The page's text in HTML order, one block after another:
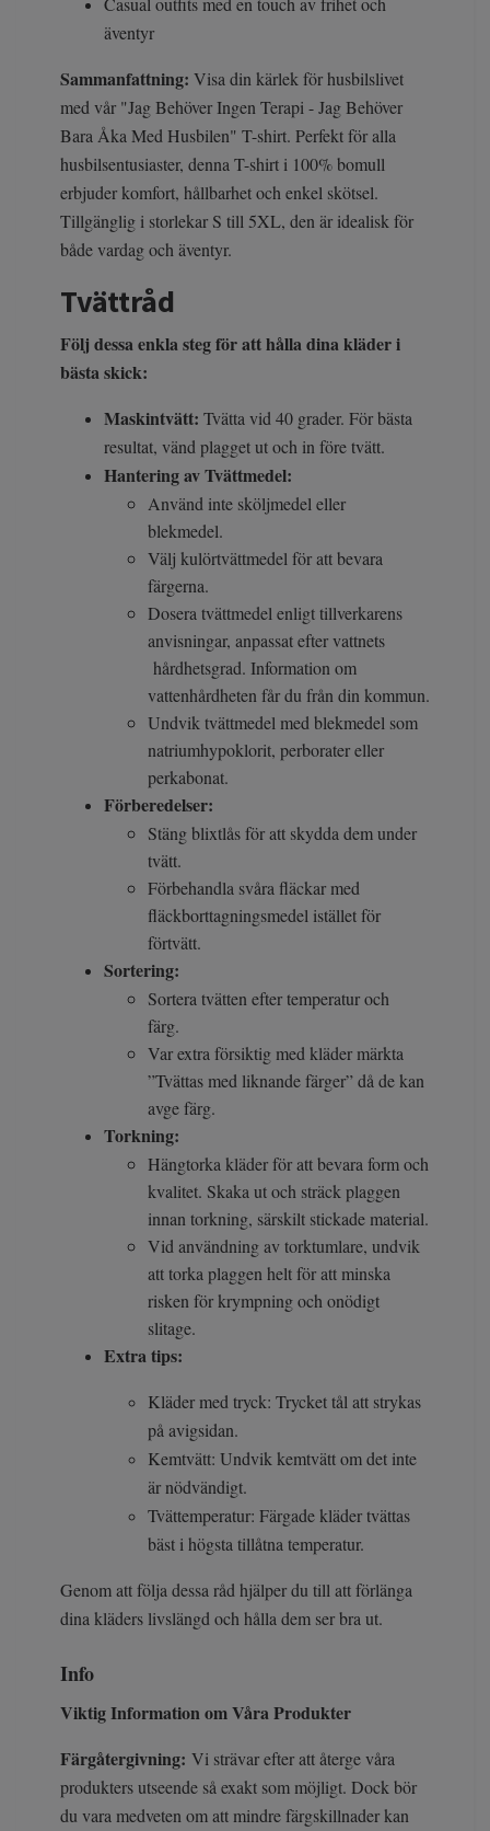
äventyr
Sammanfattning: Visa din kärlek för husbilslivet
med vår "Jag Behöver Ingen Terapi - Jag Behöver
Bara Åka Med Husbilen" T-shirt. Perfekt för alla
husbilsentusiaster, denna T-shirt i 100% bomull
erbjuder komfort, hållbarhet och enkel skötsel.
Tillgänglig i storlekar S till 5XL, den är idealisk för
både vardag och äventyr.
Tvättråd
Följ dessa enkla steg för att hålla dina kläder i
bästa skick:
Maskintvätt: Tvätta vid 40 grader. För bästa
resultat, vänd plagget ut och in före tvätt.
Hantering av Tvättmedel:
Använd inte sköljmedel eller
blekmedel.
Välj kulörtvättmedel för att bevara
färgerna.
Dosera tvättmedel enligt tillverkarens
anvisningar, anpassat efter vattnets
hårdhetsgrad. Information om
vattenhårdheten får du från din kommun.
Undvik tvättmedel med blekmedel som
natriumhypoklorit, perborater eller
perkabonat.
Förberedelser:
Stäng blixtlås för att skydda dem under
tvätt.
Förbehandla svåra fläckar med
fläckborttagningsmedel istället för
förtvätt.
Sortering:
Sortera tvätten efter temperatur och
färg.
Var extra försiktig med kläder märkta
”Tvättas med liknande färger” då de kan
avge färg.
Torkning:
Hängtorka kläder för att bevara form och
kvalitet. Skaka ut och sträck plaggen
innan torkning, särskilt stickade material.
Vid användning av torktumlare, undvik
att torka plaggen helt för att minska
risken för krympning och onödigt
slitage.
Extra tips:
Kläder med tryck: Trycket tål att strykas
på avigsidan.
Kemtvätt: Undvik kemtvätt om det inte
är nödvändigt.
Tvättemperatur: Färgade kläder tvättas
bäst i högsta tillåtna temperatur.
Genom att följa dessa råd hjälper du till att förlänga
dina kläders livslängd och hålla dem ser bra ut.
Info
Viktig Information om Våra Produkter
Färgåtergivning: Vi strävar efter att återge våra
produkters utseende så exakt som möjligt. Dock bör
du vara medveten om att mindre färgskillnader kan